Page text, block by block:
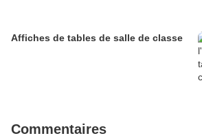
Affiches de tables de salle de classe
Commentaires